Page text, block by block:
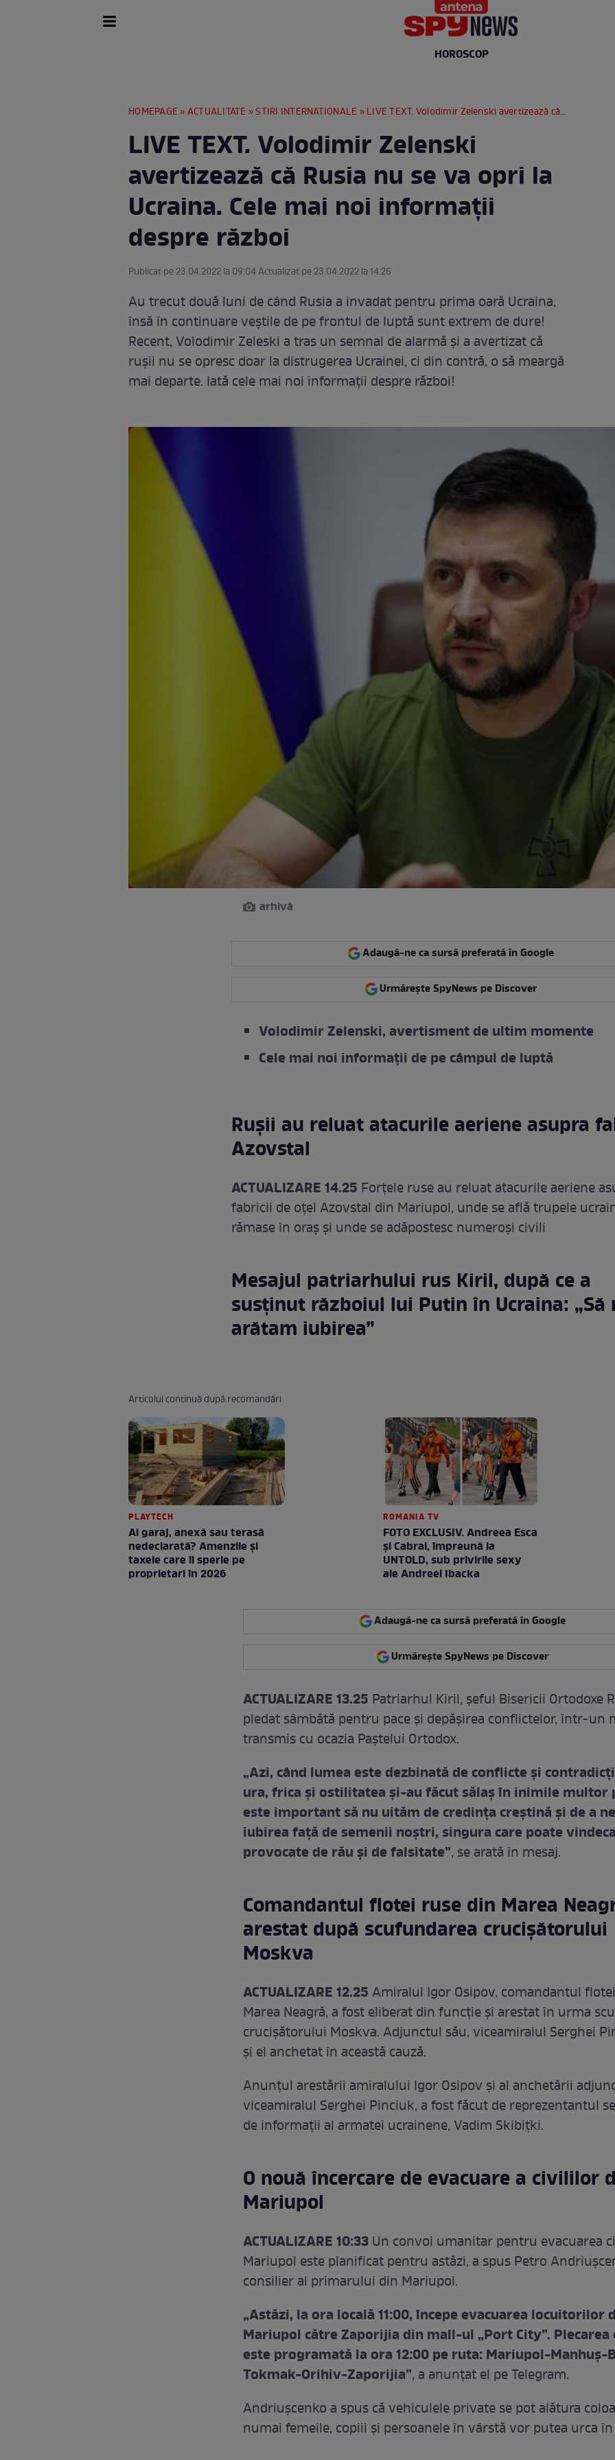
HOROSCOP
HOMEPAGE »ACTUALITATE »STIRI INTERNATIONALE » LIVE TEXT. Volodimir Zelenski avertizează că Rusia nu se va opri la Ucraina. Cele mai noi informații despre război
LIVE TEXT. Volodimir Zelenski
avertizează că Rusia nu se va opri la
Ucraina. Cele mai noi informații
despre război
Publicat pe 23.04.2022 la 09:04 Actualizat pe 23.04.2022 la 14:26
Au trecut două luni de când Rusia a invadat pentru prima oară Ucraina,
însă în continuare veștile de pe frontul de luptă sunt extrem de dure!
Recent, Volodimir Zeleski a tras un semnal de alarmă și a avertizat că
rușii nu se opresc doar la distrugerea Ucrainei, ci din contră, o să meargă
mai departe. Iată cele mai noi informații despre război!
arhivă
Adaugă-ne ca sursă preferată în Google
Urmărește SpyNews pe Discover
Volodimir Zelenski, avertisment de ultim momente
Cele mai noi informații de pe câmpul de luptă
Rușii au reluat atacurile aeriene asupra
Azovstal
ACTUALIZARE 14.25 Forțele ruse au reluat atacurile aeriene
fabricii de oțel Azovstal din Mariupol, unde se află trupele
rămase în oraș și unde se adăpostesc numeroși civili
Mesajul patriarhului rus Kiril, după ce a
susținut războiul lui Putin în Ucraina: „Să
arătam iubirea”
Articolul continuă după recomandări
PLAYTECH
Ai garaj, anexă sau terasă
nedeclarată? Amenzile și
taxele care îi sperie pe
proprietari în 2026
ROMANIA TV
FOTO EXCLUSIV. Andreea Esca
şi Cabral, împreună la
UNTOLD, sub privirile sexy
ale Andreei Ibacka
Adaugă-ne ca sursă preferată în Google
Urmărește SpyNews pe Discover
ACTUALIZARE 13.25 Patriarhul Kiril, şeful Bisericii Ortodoxe
pledat sâmbătă pentru pace şi depăşirea conflictelor, într-un
transmis cu ocazia Paştelui Ortodox.
„Azi, când lumea este dezbinată de conflicte şi
ura, frica şi ostilitatea şi-au făcut sălaş în inimile multor
este important să nu uităm de credinţa creştină şi de a
iubirea faţă de semenii noştri, singura care poate
provocate de rău şi de falsitate”, se arată în mesaj.
Comandantul flotei ruse din Marea
arestat după scufundarea crucișătorului
Moskva
ACTUALIZARE 12.25 Amiralul Igor Osipov, comandantul
Marea Neagră, a fost eliberat din funcție și arestat în urma
crucișătorului Moskva. Adjunctul său, viceamiralul Serghei
și el anchetat în această cauză.
Anunțul arestării amiralului Igor Osipov și al anchetării
viceamiralul Serghei Pinciuk, a fost făcut de reprezentantul
de informații al armatei ucrainene, Vadim Skibițki.
O nouă încercare de evacuare a civililor
Mariupol
ACTUALIZARE 10:33Un convoi umanitar pentru evacuarea
Mariupol este planificat pentru astăzi, a spus Petro
consilier al primarului din Mariupol.
„Astăzi, la ora locală 11:00, începe evacuarea locuitorilor
Mariupol către Zaporijia din mall-ul „Port City”. Plecarea
este programată la ora 12:00 pe ruta: Mariupol-Manhuș-
Tokmak-Orihiv-Zaporijia”, a anunțat el pe Telegram.
Andriușcenko a spus că vehiculele private se pot alătura
numai femeile, copiii și persoanele în vârstă vor putea urca